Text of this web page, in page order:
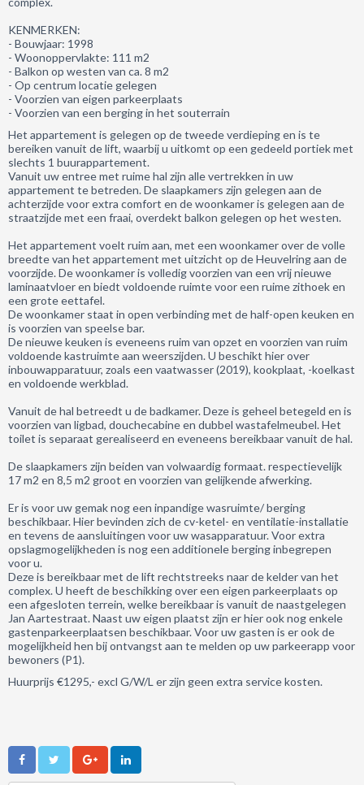
KENMERKEN:
- Bouwjaar: 1998
- Woonoppervlakte: 111 m2
- Balkon op westen van ca. 8 m2
- Op centrum locatie gelegen
- Voorzien van eigen parkeerplaats
- Voorzien van een berging in het souterrain
Het appartement is gelegen op de tweede verdieping en is te
bereiken vanuit de lift, waarbij u uitkomt op een gedeeld portiek met
slechts 1 buurappartement.
Vanuit uw entree met ruime hal zijn alle vertrekken in uw
appartement te betreden. De slaapkamers zijn gelegen aan de
achterzijde voor extra comfort en de woonkamer is gelegen aan de
straatzijde met een fraai, overdekt balkon gelegen op het westen.
Het appartement voelt ruim aan, met een woonkamer over de volle
breedte van het appartement met uitzicht op de Heuvelring aan de
voorzijde. De woonkamer is volledig voorzien van een vrij nieuwe
laminaatvloer en biedt voldoende ruimte voor een ruime zithoek en
een grote eettafel.
De woonkamer staat in open verbinding met de half-open keuken en
is voorzien van speelse bar.
De nieuwe keuken is eveneens ruim van opzet en voorzien van ruim
voldoende kastruimte aan weerszijden. U beschikt hier over
inbouwapparatuur, zoals een vaatwasser (2019), kookplaat, -koelkast
en voldoende werkblad.
Vanuit de hal betreedt u de badkamer. Deze is geheel betegeld en is
voorzien van ligbad, douchecabine en dubbel wastafelmeubel. Het
toilet is separaat gerealiseerd en eveneens bereikbaar vanuit de hal.
De slaapkamers zijn beiden van volwaardig formaat. respectievelijk
17 m2 en 8,5 m2 groot en voorzien van gelijkende afwerking.
Er is voor uw gemak nog een inpandige wasruimte/ berging
beschikbaar. Hier bevinden zich de cv-ketel- en ventilatie-installatie
en tevens de aansluitingen voor uw wasapparatuur. Voor extra
opslagmogelijkheden is nog een additionele berging inbegrepen
voor u.
Deze is bereikbaar met de lift rechtstreeks naar de kelder van het
complex. U heeft de beschikking over een eigen parkeerplaats op
een afgesloten terrein, welke bereikbaar is vanuit de naastgelegen
Jan Aartestraat. Naast uw eigen plaatst zijn er hier ook nog enkele
gastenparkeerplaatsen beschikbaar. Voor uw gasten is er ook de
mogelijkheid hen bij ontvangst aan te melden op uw parkeerapp voor
bewoners (P1).
Huurprijs €1295,- excl G/W/L er zijn geen extra service kosten.